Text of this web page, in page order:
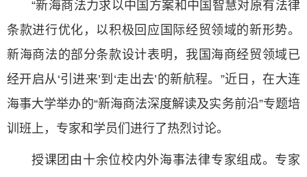
“新海商法力求以中国方案和中国智慧对原有法律
条款进行优化，以积极回应国际经贸领域的新形势。
新海商法的部分条款设计表明，我国海商经贸领域已
经开启从‘引进来’到‘走出去’的新航程。”近日，在大连
海事大学举办的“新海商法深度解读及实务前沿”专题培
训班上，专家和学员们进行了热烈讨论。
授课团由十余位校内外海事法律专家组成。专家